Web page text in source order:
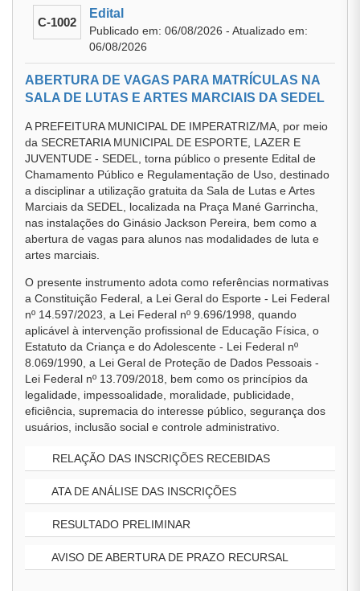
C-1002
Edital
Publicado em: 06/08/2026 - Atualizado em:
06/08/2026
ABERTURA DE VAGAS PARA MATRÍCULAS NA
SALA DE LUTAS E ARTES MARCIAIS DA SEDEL
A PREFEITURA MUNICIPAL DE IMPERATRIZ/MA, por meio
da SECRETARIA MUNICIPAL DE ESPORTE, LAZER E
JUVENTUDE - SEDEL, torna público o presente Edital de
Chamamento Público e Regulamentação de Uso, destinado
a disciplinar a utilização gratuita da Sala de Lutas e Artes
Marciais da SEDEL, localizada na Praça Mané Garrincha,
nas instalações do Ginásio Jackson Pereira, bem como a
abertura de vagas para alunos nas modalidades de luta e
artes marciais.
O presente instrumento adota como referências normativas
a Constituição Federal, a Lei Geral do Esporte - Lei Federal
nº 14.597/2023, a Lei Federal nº 9.696/1998, quando
aplicável à intervenção profissional de Educação Física, o
Estatuto da Criança e do Adolescente - Lei Federal nº
8.069/1990, a Lei Geral de Proteção de Dados Pessoais -
Lei Federal nº 13.709/2018, bem como os princípios da
legalidade, impessoalidade, moralidade, publicidade,
eficiência, supremacia do interesse público, segurança dos
usuários, inclusão social e controle administrativo.
RELAÇÃO DAS INSCRIÇÕES RECEBIDAS
ATA DE ANÁLISE DAS INSCRIÇÕES
RESULTADO PRELIMINAR
AVISO DE ABERTURA DE PRAZO RECURSAL